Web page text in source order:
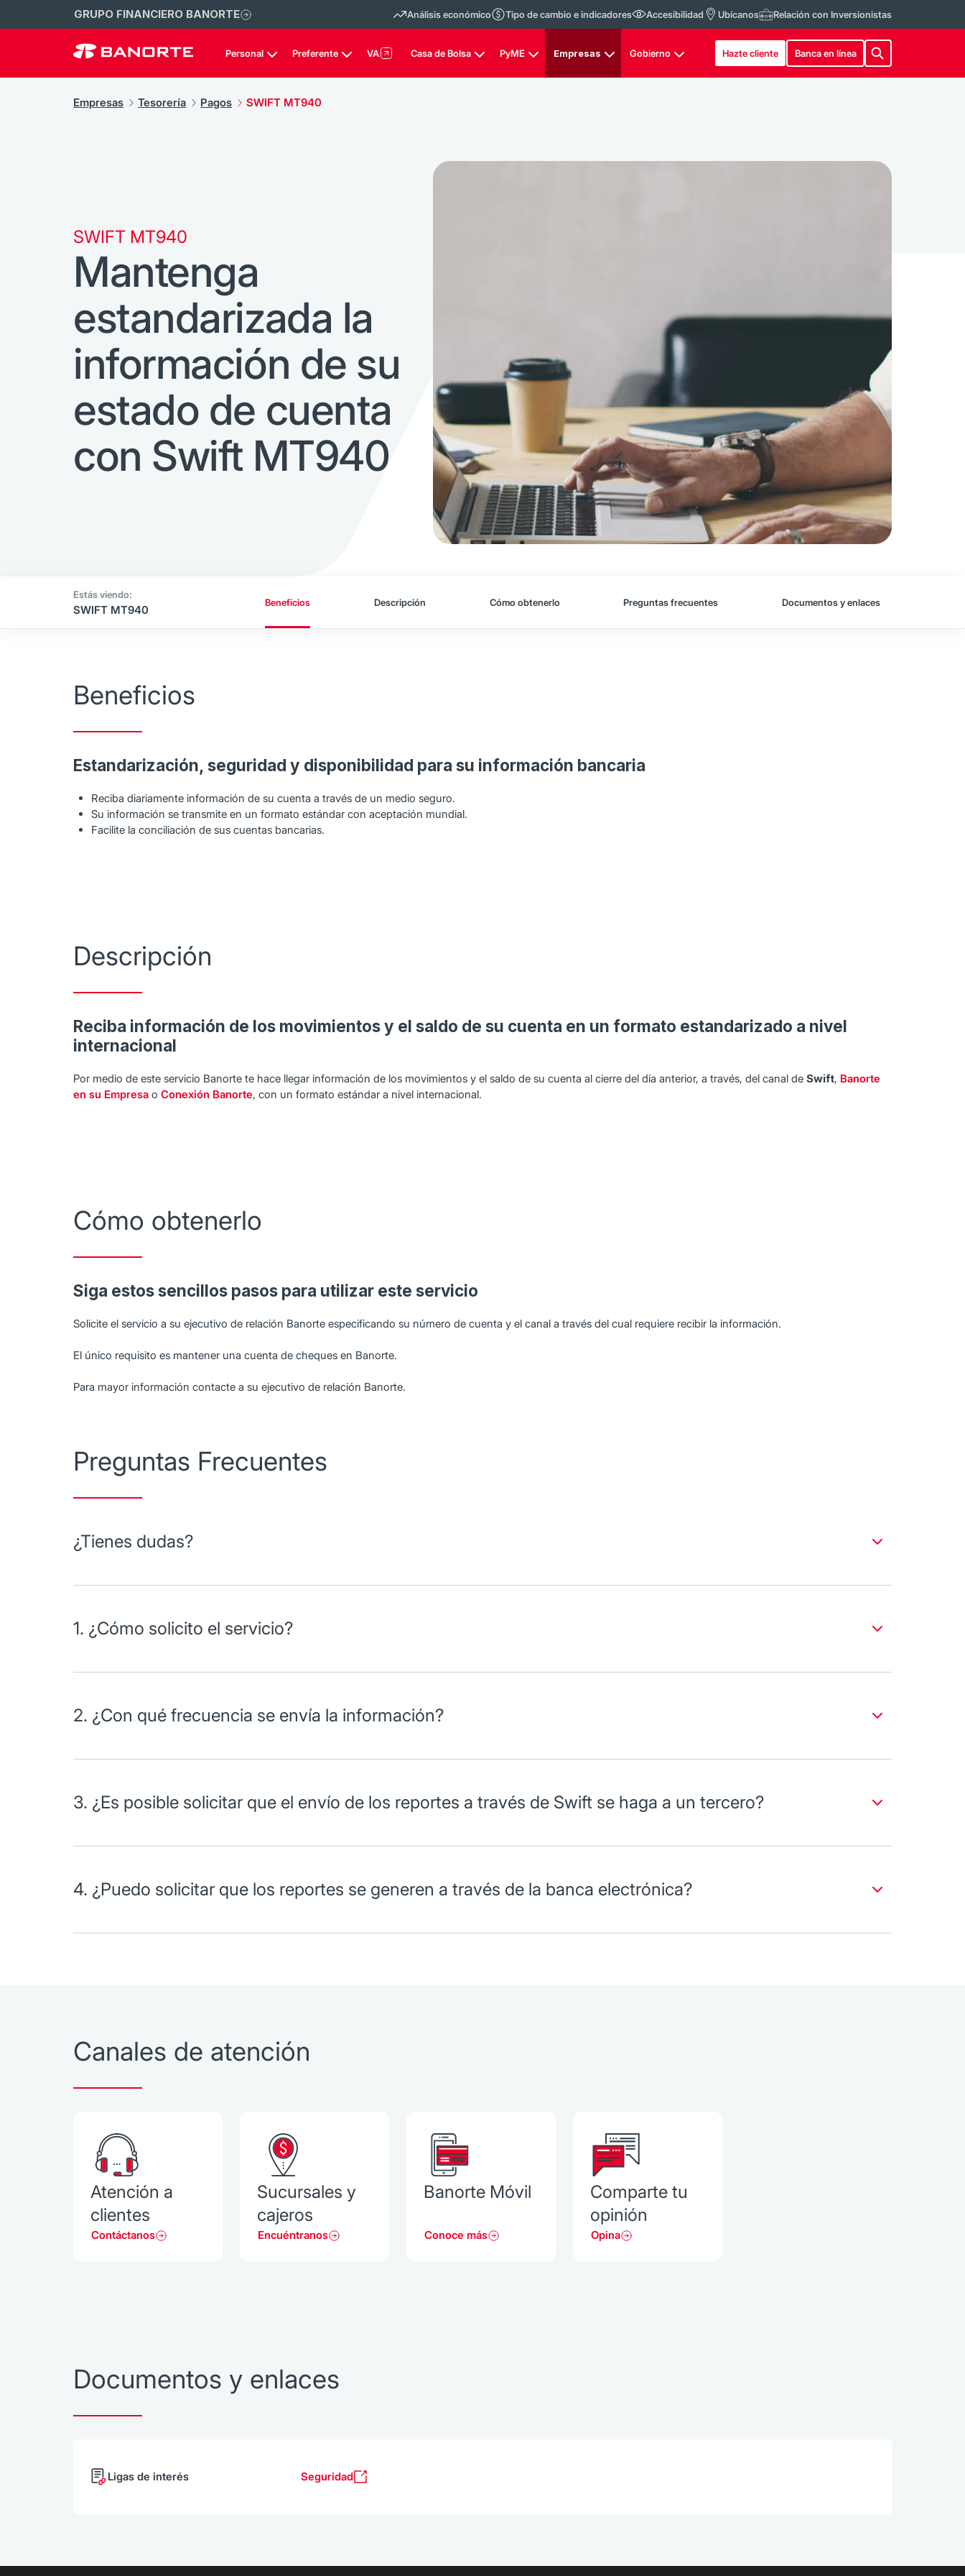
GRUPO FINANCIERO BANORTE Análisis económico Tipo de cambio e indicadores Accesibilidad Ubícanos Relación con Inversionistas
Personal Preferente VA Casa de Bolsa PyME Empresas Gobierno Hazte cliente Banca en línea
Empresas Tesorería Pagos SWIFT MT940
SWIFT MT940
Mantenga
estandarizada la
información de su
estado de cuenta
con Swift MT940
SWIFT MT940
Beneficios Descripción Cómo obtenerlo Preguntas frecuentes Documentos y enlaces
Beneficios
Estandarización, seguridad y disponibilidad para su información bancaria
Reciba diariamente información de su cuenta a través de un medio seguro.
Su información se transmite en un formato estándar con aceptación mundial.
Facilite la conciliación de sus cuentas bancarias.
Descripción
Reciba información de los movimientos y el saldo de su cuenta en un formato estandarizado a nivel
internacional
Por medio de este servicio Banorte te hace llegar información de los movimientos y el saldo de su cuenta al cierre del día anterior, a través, del canal de Swift, Banorte
en su Empresa o Conexión Banorte, con un formato estándar a nivel internacional.
Cómo obtenerlo
Siga estos sencillos pasos para utilizar este servicio
Solicite el servicio a su ejecutivo de relación Banorte especificando su número de cuenta y el canal a través del cual requiere recibir la información.
El único requisito es mantener una cuenta de cheques en Banorte.
Para mayor información contacte a su ejecutivo de relación Banorte.
Preguntas Frecuentes
¿Tienes dudas?
1. ¿Cómo solicito el servicio?
2. ¿Con qué frecuencia se envía la información?
3. ¿Es posible solicitar que el envío de los reportes a través de Swift se haga a un tercero?
4. ¿Puedo solicitar que los reportes se generen a través de la banca electrónica?
Canales de atención
Atención a
clientes
Contáctanos
Sucursales y
cajeros
Encuéntranos
Banorte Móvil
Conoce más
Comparte tu
opinión
Opina
Documentos y enlaces
Ligas de interés Seguridad